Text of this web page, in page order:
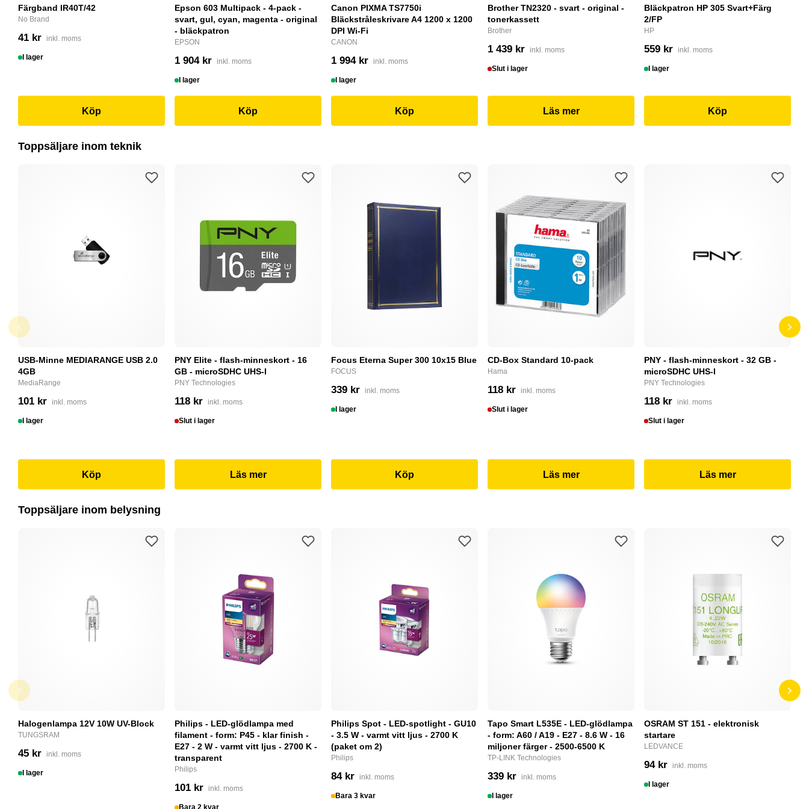
Färgband IR40T/42
No Brand
41 kr inkl. moms
I lager
Köp
Epson 603 Multipack - 4-pack -
svart, gul, cyan, magenta - original
- bläckpatron
EPSON
1 904 kr inkl. moms
I lager
Köp
Canon PIXMA TS7750i
Bläckstråleskrivare A4 1200 x 1200
DPI Wi-Fi
CANON
1 994 kr inkl. moms
I lager
Köp
Brother TN2320 - svart - original -
tonerkassett
Brother
1 439 kr inkl. moms
Slut i lager
Läs mer
Bläckpatron HP 305 Svart+Färg
2/FP
HP
559 kr inkl. moms
I lager
Köp
Toppsäljare inom teknik
USB-Minne MEDIARANGE USB 2.0
4GB
MediaRange
101 kr inkl. moms
I lager
Köp
PNY Elite - flash-minneskort - 16
GB - microSDHC UHS-I
PNY Technologies
118 kr inkl. moms
Slut i lager
Läs mer
Focus Eterna Super 300 10x15 Blue
FOCUS
339 kr inkl. moms
I lager
Köp
CD-Box Standard 10-pack
Hama
118 kr inkl. moms
Slut i lager
Läs mer
PNY - flash-minneskort - 32 GB -
microSDHC UHS-I
PNY Technologies
118 kr inkl. moms
Slut i lager
Läs mer
Toppsäljare inom belysning
Halogenlampa 12V 10W UV-Block
TUNGSRAM
45 kr inkl. moms
I lager
Philips - LED-glödlampa med
filament - form: P45 - klar finish -
E27 - 2 W - varmt vitt ljus - 2700 K -
transparent
Philips
101 kr inkl. moms
Philips Spot - LED-spotlight - GU10
- 3.5 W - varmt vitt ljus - 2700 K
(paket om 2)
Philips
84 kr inkl. moms
Bara 3 kvar
Tapo Smart L535E - LED-glödlampa
- form: A60 / A19 - E27 - 8.6 W - 16
miljoner färger - 2500-6500 K
TP-LINK Technologies
339 kr inkl. moms
I lager
OSRAM ST 151 - elektronisk
startare
LEDVANCE
94 kr inkl. moms
I lager